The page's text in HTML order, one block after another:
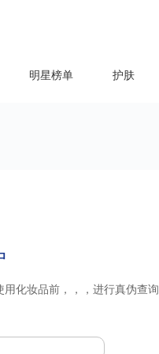
明星榜单 护肤
妆品前，，，进行真伪查询